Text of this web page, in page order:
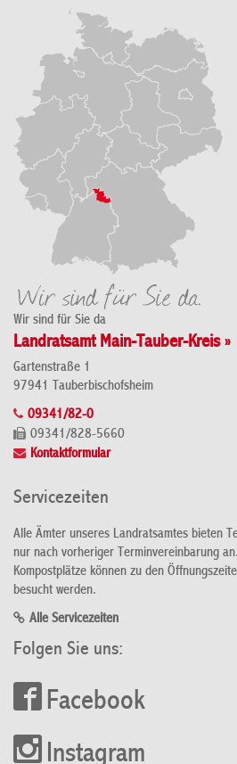
Wir sind für Sie da
Landratsamt Main-Tauber-Kreis »
Gartenstraße 1
97941 Tauberbischofsheim
09341/82-0
09341/828-5660
Kontaktformular
Servicezeiten
Alle Ämter unseres Landratsamtes bieten
nur nach vorheriger Terminvereinbarung
Kompostplätze können zu den
besucht werden.
Alle Servicezeiten
Folgen Sie uns:
Facebook
Instagram